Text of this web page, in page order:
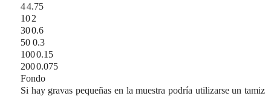
44.75
102
300.6
50 0.3
1000.15
2000.075
Fondo
Si hay gravas pequeñas en la muestra podría utilizarse un tamiz